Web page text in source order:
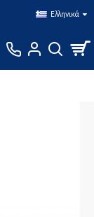
Ελληνικά